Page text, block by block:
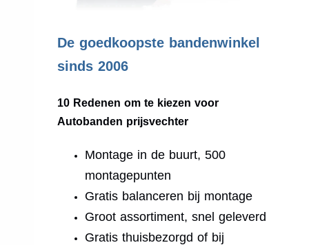
De goedkoopste bandenwinkel
sinds 2006
10 Redenen om te kiezen voor
Autobanden prijsvechter
Montage in de buurt, 500
montagepunten
Gratis balanceren bij montage
Groot assortiment, snel geleverd
Gratis thuisbezorgd of bij